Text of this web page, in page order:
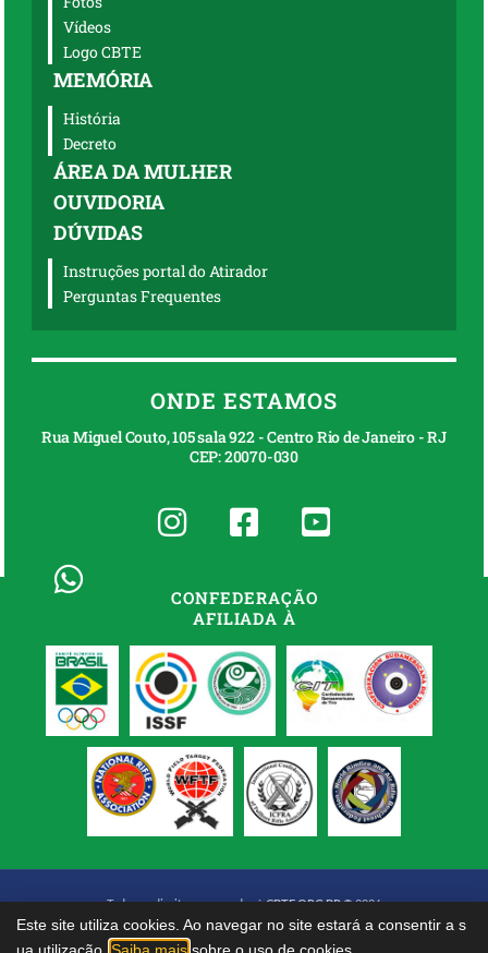
Vídeos
Logo CBTE
MEMÓRIA
História
Decreto
ÁREA DA MULHER
OUVIDORIA
DÚVIDAS
Instruções portal do Atirador
Perguntas Frequentes
ONDE ESTAMOS
Rua Miguel Couto, 105 sala 922 - Centro Rio de Janeiro - RJ
CEP: 20070-030
CONFEDERAÇÃO
AFILIADA À
Todos os direitos reservados àCBTE.ORG.BR© 2026
Este site utiliza cookies. Ao navegar no site estará a consentir a s